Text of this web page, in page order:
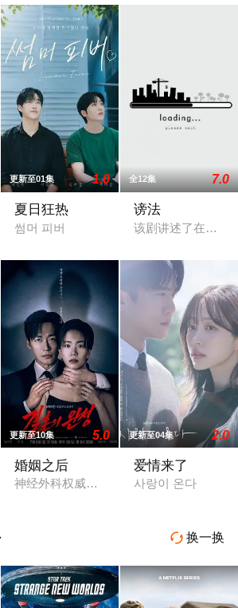
的员工 / 最爱的社员 / Favorite Employee /
更新至01集 1.0
夏日狂热
썸머 피버
全12集 7.0
谤法
该剧讲述了在国内
Job
更新至10集 5.0
婚姻之后
神经外科权威姜泰柱（南宫珉 饰）因为
更新至04集 2.0
爱情来了
사랑이 온다
 换一换